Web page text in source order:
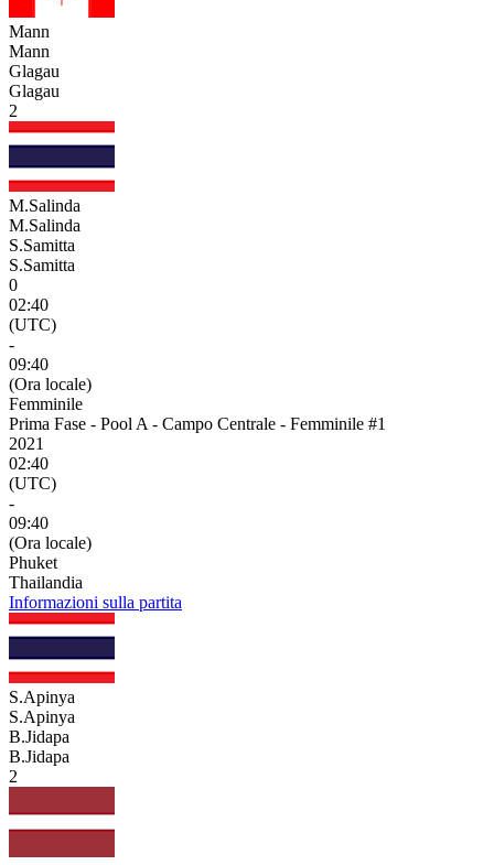
Mann
Mann
Glagau
Glagau
2
M.Salinda
M.Salinda
S.Samitta
S.Samitta
0
02:40
(UTC)
-
09:40
(Ora locale)
Femminile
Prima Fase - Pool A - Campo Centrale - Femminile #1
2021
02:40
(UTC)
-
09:40
(Ora locale)
Phuket
Thailandia
Informazioni sulla partita
S.Apinya
S.Apinya
B.Jidapa
B.Jidapa
2